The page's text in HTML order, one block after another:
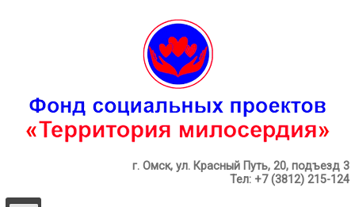
г. Омск, ул. Красный Путь, 20, подъезд 3
Тел: +7 (3812) 215-124